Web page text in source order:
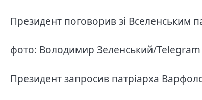
Президент поговорив зі Вселенським
фото: Володимир Зеленський/Telegram
Президент запросив патріарха